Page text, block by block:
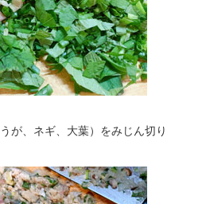
が、ネギ、大葉）をみじん切り